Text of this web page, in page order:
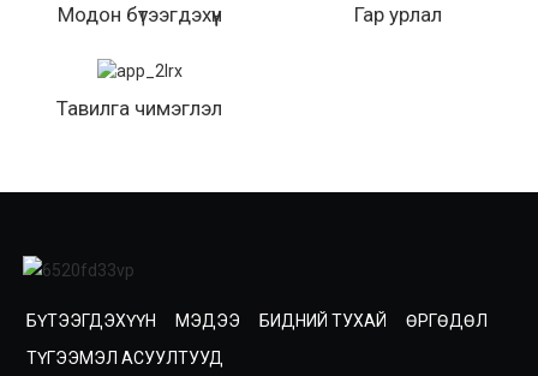
Модон бүтээгдэхүүн Гар урлал
Тавилга чимэглэл
БҮТЭЭГДЭХҮҮН МЭДЭЭ БИДНИЙ ТУХАЙ
ӨРГӨДӨЛ
ТҮГЭЭМЭЛ АСУУЛТУУД